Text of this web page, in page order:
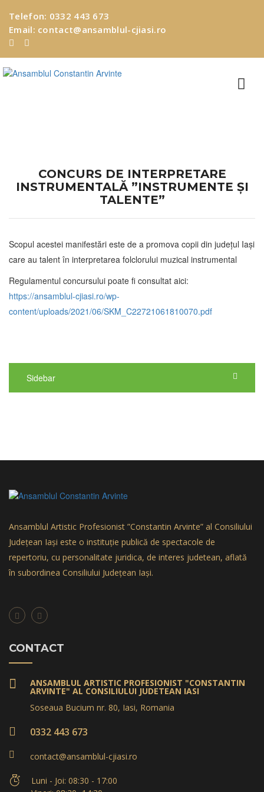
Telefon: 0332 443 673
Email: contact@ansamblul-cjiasi.ro
EVENIMENTE
CONCURS DE INTERPRETARE
INSTRUMENTALĂ ”INSTRUMENTE ȘI
TALENTE”
Scopul acestei manifestări este de a promova copii din județul Iași
care au talent în interpretarea folclorului muzical instrumental
Regulamentul concursului poate fi consultat aici:
https://ansamblul-cjiasi.ro/wp-
content/uploads/2021/06/SKM_C22721061810070.pdf
Sidebar
Ansamblul Artistic Profesionist ”Constantin Arvinte” al Consiliului
Județean Iași este o instituție publică de spectacole de
repertoriu, cu personalitate juridica, de interes judetean, aflată
în subordinea Consiliului Județean Iași.
CONTACT
ANSAMBLUL ARTISTIC PROFESIONIST "CONSTANTIN
ARVINTE" AL CONSILIULUI JUDETEAN IASI
Soseaua Bucium nr. 80, Iasi, Romania
0332 443 673
contact@ansamblul-cjiasi.ro
Luni - Joi: 08:30 - 17:00